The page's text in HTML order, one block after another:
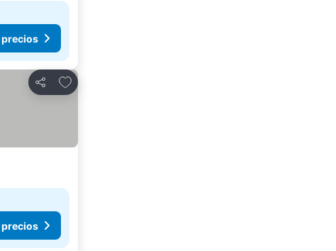
precios
Compartir
Añadir a favoritos
precios